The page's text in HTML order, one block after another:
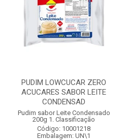
PUDIM LOWCUCAR ZERO
ACUCARES SABOR LEITE
CONDENSAD
Pudim sabor Leite Condensado
200g 1. Classificação
Código: 10001218
Embalagem: UN\1